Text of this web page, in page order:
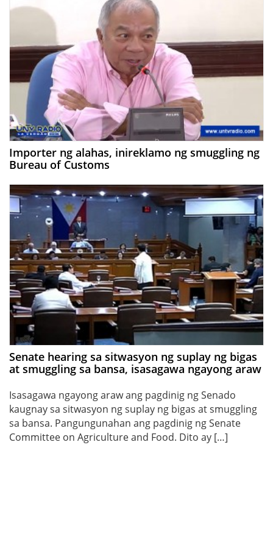
Importer ng alahas, inireklamo ng smuggling ng
Bureau of Customs
Senate hearing sa sitwasyon ng suplay ng bigas
at smuggling sa bansa, isasagawa ngayong araw
Isasagawa ngayong araw ang pagdinig ng Senado
kaugnay sa sitwasyon ng suplay ng bigas at smuggling
sa bansa. Pangungunahan ang pagdinig ng Senate
Committee on Agriculture and Food. Dito ay […]